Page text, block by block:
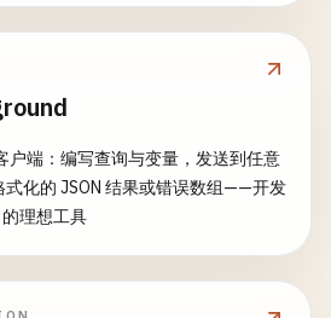
户端：编写查询与变量，发送到任意
式化的 JSON 结果或错误数组——开发
理想工具